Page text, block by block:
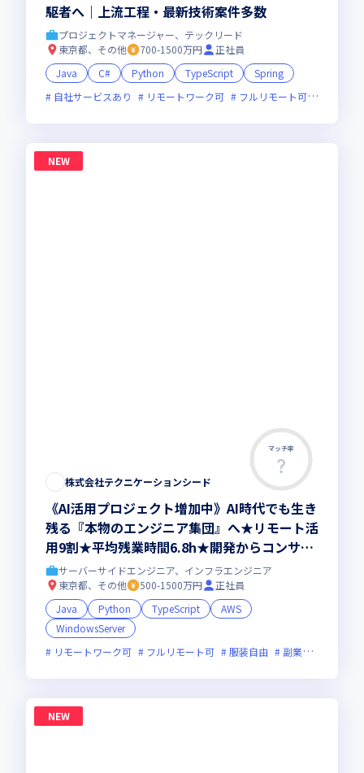
駆者へ｜上流工程・最新技術案件多数
プロジェクトマネージャー、テックリード
東京都、その他
700-1500万円
正社員
Java
C# Python TypeScript
Spring
自社サービスあり
リモートワーク可 フルリモート可
NEW
マッチ率
株式会社テクニケーションシード
《AI活用プロジェクト増加中》AI時代でも生き
残る『本物のエンジニア集団』へ★リモート活
用9割★平均残業時間6.8h★開発からコンサル
領域まで、一気通貫でキャリアを作りたいあな
たにオススメの環境です！
サーバーサイドエンジニア、インフラエンジニア
東京都、その他
500-1500万円
正社員
Java
Python TypeScript
AWS
WindowsServer
リモートワーク可
フルリモート可 服装自由 副業可
NEW